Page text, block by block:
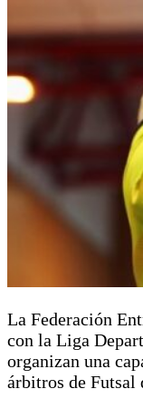
La Federación
con la Liga
organizan una
árbitros de Futsal